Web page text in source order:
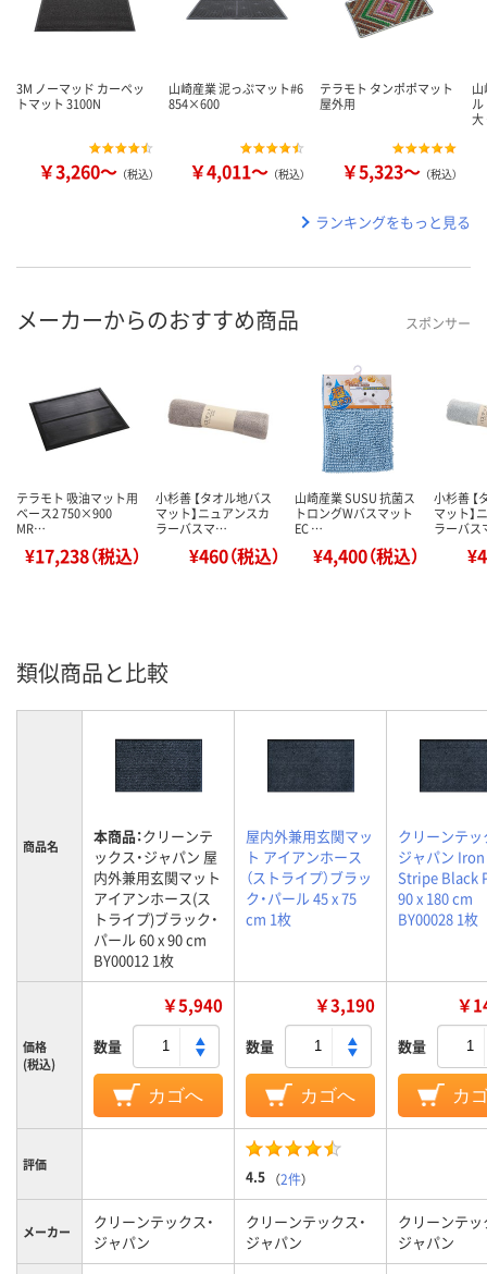
3M ノーマッド カーペッ
トマット 3100N
￥3,260～ （税込）
山崎産業 泥っぷマット#6
854×600
￥4,011～ （税込）
テラモト タンポポマット
屋外用
￥5,323～ （税込）
ランキングをもっと見る
メーカーからのおすすめ商品 スポンサー
テラモト 吸油マット用
ベース2 750×900
MR…
¥17,238（税込）
小杉善 【タオル地バス
マット】ニュアンスカ
ラーバスマ…
¥460（税込）
山崎産業 SUSU 抗菌ス
トロングWバスマット
EC …
¥4,400（税込）
小杉善 【
マット】
ラーバ
類似商品と比較
商品名 本商品：クリーンテ
ックス・ジャパン 屋
内外兼用玄関マット
アイアンホース(ス
トライプ)ブラック・
パール 60 x 90 cm
BY00012 1枚
屋内外兼用玄関マッ
ト アイアンホース
（ストライプ）ブラッ
ク・パール 45 x 75
cm 1枚
クリーンテッ
ジャパン
Stripe Black
90 x 180 cm
BY00028 1枚
価格
(税込)
￥5,940
数量
カゴへ
￥3,190
数量
カゴへ
￥
数量
カ
評価
4.5 （2件）
メーカー
クリーンテックス・
ジャパン
クリーンテックス・
ジャパン
クリーンテッ
ジャパン